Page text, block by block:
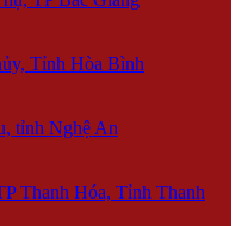
Tỉnh Hòa Bình
tỉnh Nghệ An
Thanh Hóa, Tỉnh Thanh